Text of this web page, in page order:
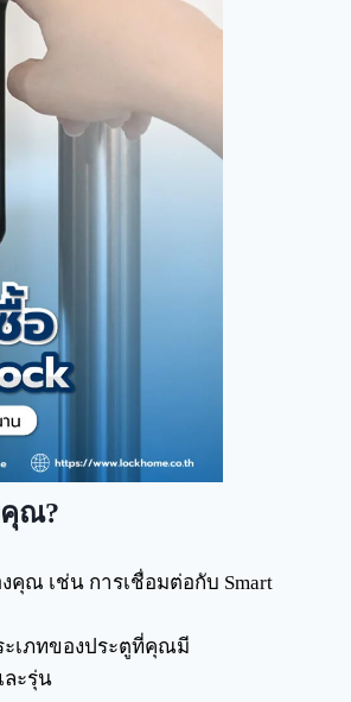
คุณ?
ณ เช่น การเชื่อมต่อกับ Smart
ะเภทของประตูที่คุณมี
ะรุ่น